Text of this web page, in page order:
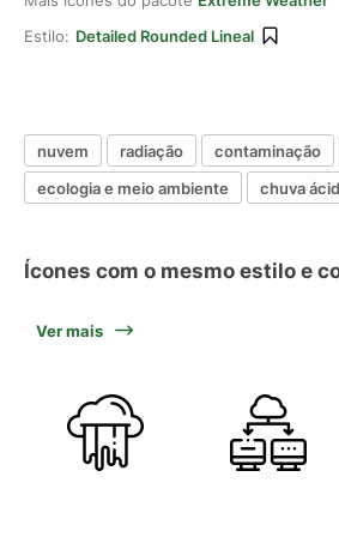
Estilo: Detailed Rounded Lineal
nuvem radiação contaminação
ecologia e meio ambiente
chuva
Ícones com o mesmo estilo e
Ver mais